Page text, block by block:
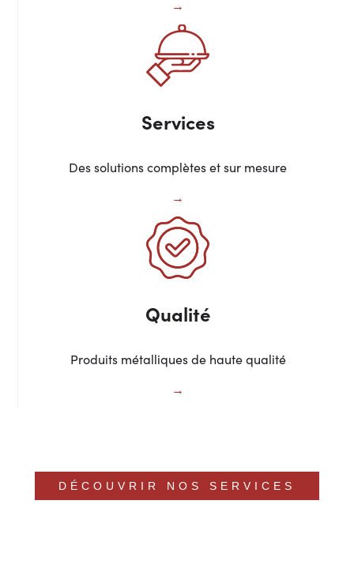
Services
Des solutions complètes et sur mesure
Qualité
Produits métalliques de haute qualité
DÉCOUVRIR NOS SERVICES